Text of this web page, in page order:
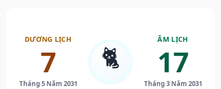
DƯƠNG LỊCH
7
Tháng 5 Năm 2031
🐈
ÂM LỊCH
17
Tháng 3 Năm 2031